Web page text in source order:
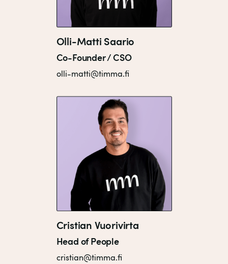
Olli-Matti Saario
Co-Founder / CSO
olli-matti@timma.fi
Cristian Vuorivirta
Head of People
cristian@timma.fi